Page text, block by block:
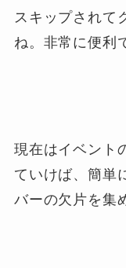
スキップされて
ね。非常に便利
現在はイベント
ていけば、簡単
バーの欠片を集